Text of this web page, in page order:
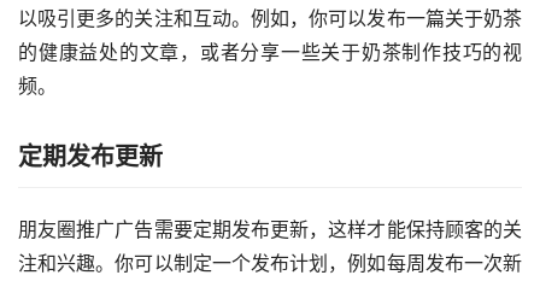
以吸引更多的关注和互动。例如，你可以发布一篇关于奶茶
的健康益处的文章，或者分享一些关于奶茶制作技巧的视
频。
定期发布更新
朋友圈推广广告需要定期发布更新，这样才能保持顾客的关
注和兴趣。你可以制定一个发布计划，例如每周发布一次新